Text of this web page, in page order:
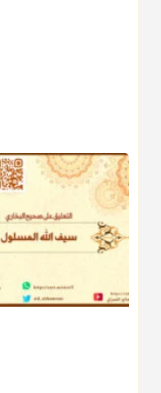
الصاع..فمن شق عليه
أ.د. صالح
دفعزكاة الفطر
دفعها للبعيد ولا
منذ 3 شهر